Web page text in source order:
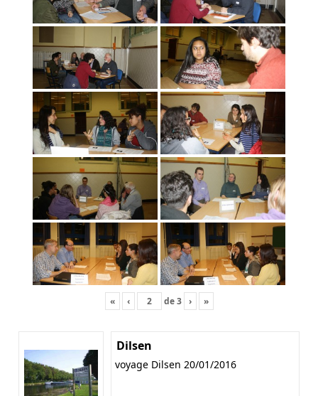
« ‹ de3 › »
Dilsen
voyage Dilsen 20/01/2016